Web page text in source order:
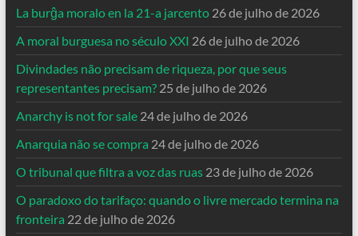
La burĝa moralo en la 21-a jarcento 26 de julho de 2026
A moral burguesa no século XXI 26 de julho de 2026
Divindades não precisam de riqueza, por que seus
representantes precisam? 25 de julho de 2026
Anarchy is not for sale 24 de julho de 2026
Anarquia não se compra 24 de julho de 2026
O tribunal que filtra a voz das ruas 23 de julho de 2026
O paradoxo do tarifaço: quando o livre mercado termina na
fronteira 22 de julho de 2026